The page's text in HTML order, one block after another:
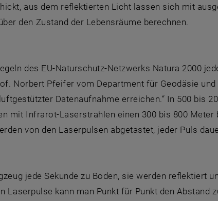
aus dem reflektierten Licht lassen sich mit
den Zustand der Lebensräume berechnen.
des EU-Naturschutz-Netzwerks Natura 2000
Norbert Pfeifer vom Department für Geodäsie
Datenaufnahme erreichen.“ In 500 bis
mit Infrarot-Laserstrahlen einen 300 bis 800 Meter
von den Laserpulsen abgetastet, jeder Puls
jede Sekunde zu Boden, sie werden reflektiert
Laserpulse kann man Punkt für Punkt den Abstand